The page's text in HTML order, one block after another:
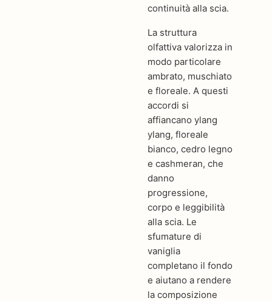
continuità alla scia.
La struttura
olfattiva valorizza in
modo particolare
ambrato, muschiato
e floreale. A questi
accordi si
affiancano ylang
ylang, floreale
bianco, cedro legno
e cashmeran, che
danno
progressione,
corpo e leggibilità
alla scia. Le
sfumature di
vaniglia
completano il fondo
e aiutano a rendere
la composizione